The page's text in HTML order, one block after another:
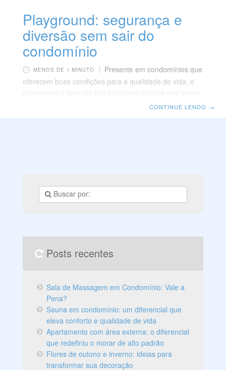
Playground: segurança e
diversão sem sair do
condomínio
MENOS DE 1 MINUTO
Presente em condomínios que
oferecem boas condições para a qualidade de vida, o
playground é hoje um dos principais motivos que levam
os pais de famílias que vivem nas grandes cidades a
CONTINUE LENDO →
Posts recentes
Sala de Massagem em Condomínio: Vale a
Pena?
Sauna em condomínio: um diferencial que
eleva conforto e qualidade de vida
Apartamento com área externa: o diferencial
que redefiniu o morar de alto padrão
Flores de outono e inverno: ideias para
transformar sua decoração